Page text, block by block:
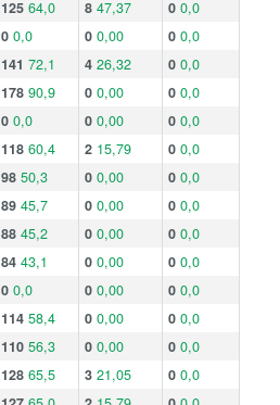
125 64,0 8 47,37 0 0,0
0 0,0 0 0,00 0 0,0
141 72,1 4 26,32 0 0,0
178 90,9 0 0,00 0 0,0
0 0,0 0 0,00 0 0,0
118 60,4 2 15,79 0 0,0
98 50,3 0 0,00 0 0,0
89 45,7 0 0,00 0 0,0
88 45,2 0 0,00 0 0,0
84 43,1 0 0,00 0 0,0
0 0,0 0 0,00 0 0,0
114 58,4 0 0,00 0 0,0
110 56,3 0 0,00 0 0,0
128 65,5 3 21,05 0 0,0